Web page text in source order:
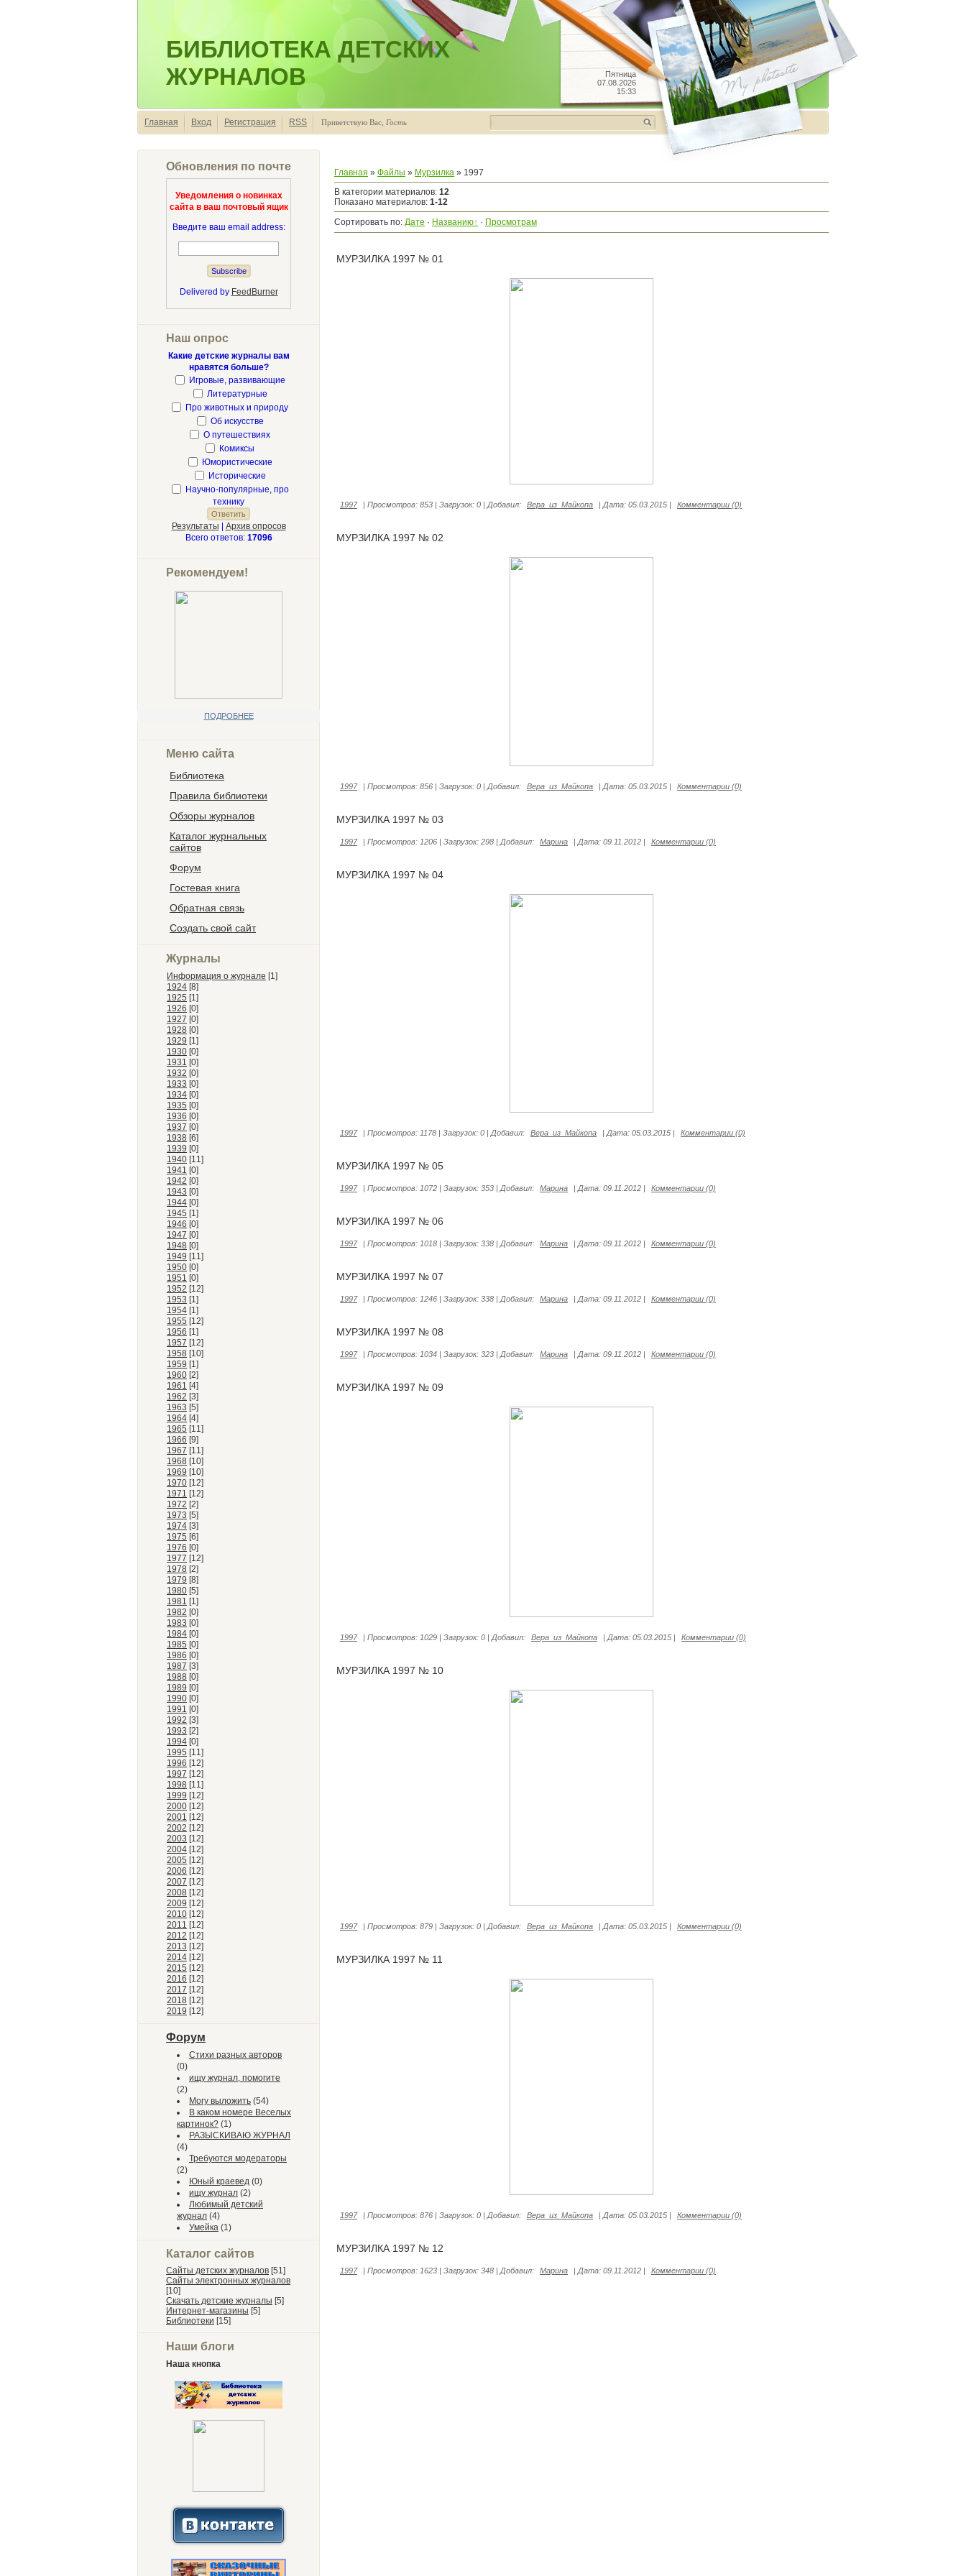
Пятница
07.08.2026
15:33
БИБЛИОТЕКА ДЕТСКИХ
ЖУРНАЛОВ
Главная Вход Регистрация RSS Приветствую Вас Гость
Обновления по почте
Уведомления о новинках
сайта в ваш почтовый ящик
Введите ваш email address:
Delivered by FeedBurner
Наш опрос
Какие детские журналы вам
нравятся больше?
Игровые, развивающие
Литературные
Про животных и природу
Об искусстве
О путешествиях
Комиксы
Юмористические
Исторические
Научно-популярные, про
технику
Результаты
Архив опросов
Всего ответов: 17096
Рекомендуем!
ПОДРОБНЕЕ
Меню сайта
Библиотека
Правила библиотеки
Обзоры журналов
Каталог журнальных
сайтов
Форум
Гостевая книга
Обратная связь
Создать свой сайт
Журналы
Информация о журнале [1]
1924 [8]
1925 [1]
1926 [0]
1927 [0]
1928 [0]
1929 [1]
1930 [0]
1931 [0]
1932 [0]
1933 [0]
1934 [0]
1935 [0]
1936 [0]
1937 [0]
1938 [6]
1939 [0]
1940 [11]
1941 [0]
1942 [0]
1943 [0]
1944 [0]
1945 [1]
1946 [0]
1947 [0]
1948 [0]
1949 [11]
1950 [0]
1951 [0]
1952 [12]
1953 [1]
1954 [1]
1955 [12]
1956 [1]
1957 [12]
1958 [10]
1959 [1]
1960 [2]
1961 [4]
1962 [3]
1963 [5]
1964 [4]
1965 [11]
1966 [9]
1967 [11]
1968 [10]
1969 [10]
1970 [12]
1971 [12]
1972 [2]
1973 [5]
1974 [3]
1975 [6]
1976 [0]
1977 [12]
1978 [2]
1979 [8]
1980 [5]
1981 [1]
1982 [0]
1983 [0]
1984 [0]
1985 [0]
1986 [0]
1987 [3]
1988 [0]
1989 [0]
1990 [0]
1991 [0]
1992 [3]
1993 [2]
1994 [0]
1995 [11]
1996 [12]
1997 [12]
1998 [11]
1999 [12]
2000 [12]
2001 [12]
2002 [12]
2003 [12]
2004 [12]
2005 [12]
2006 [12]
2007 [12]
2008 [12]
2009 [12]
2010 [12]
2011 [12]
2012 [12]
2013 [12]
2014 [12]
2015 [12]
2016 [12]
2017 [12]
2018 [12]
2019 [12]
Форум
Стихи разных авторов
(0)
ищу журнал, помогите
(2)
Могу выложить (54)
В каком номере Веселых
картинок? (1)
РАЗЫСКИВАЮ ЖУРНАЛ
(4)
Требуются модераторы
(2)
Юный краевед (0)
ищу журнал (2)
Любимый детский
журнал (4)
Умейка (1)
Каталог сайтов
Сайты детских журналов [51]
Сайты электронных журналов
[10]
Скачать детские журналы [5]
Интернет-магазины [5]
Библиотеки [15]
Наши блоги
Наша кнопка
Главная » Файлы » Мурзилка » 1997
В категории материалов: 12
Показано материалов: 1-12
Сортировать по: Дате · Названию · Просмотрам
МУРЗИЛКА 1997 № 01
1997 | Просмотров: 853 | Загрузок: 0 | Добавил: Вера_из_Майкопа | Дата: 05.03.2015 | Комментарии (0)
МУРЗИЛКА 1997 № 02
1997 | Просмотров: 856 | Загрузок: 0 | Добавил: Вера_из_Майкопа | Дата: 05.03.2015 | Комментарии (0)
МУРЗИЛКА 1997 № 03
1997 | Просмотров: 1206 | Загрузок: 298 | Добавил: Марина | Дата: 09.11.2012 | Комментарии (0)
МУРЗИЛКА 1997 № 04
1997 | Просмотров: 1178 | Загрузок: 0 | Добавил: Вера_из_Майкопа | Дата: 05.03.2015 | Комментарии (0)
МУРЗИЛКА 1997 № 05
1997 | Просмотров: 1072 | Загрузок: 353 | Добавил: Марина | Дата: 09.11.2012 | Комментарии (0)
МУРЗИЛКА 1997 № 06
1997 | Просмотров: 1018 | Загрузок: 338 | Добавил: Марина | Дата: 09.11.2012 | Комментарии (0)
МУРЗИЛКА 1997 № 07
1997 | Просмотров: 1246 | Загрузок: 338 | Добавил: Марина | Дата: 09.11.2012 | Комментарии (0)
МУРЗИЛКА 1997 № 08
1997 | Просмотров: 1034 | Загрузок: 323 | Добавил: Марина | Дата: 09.11.2012 | Комментарии (0)
МУРЗИЛКА 1997 № 09
1997 | Просмотров: 1029 | Загрузок: 0 | Добавил: Вера_из_Майкопа | Дата: 05.03.2015 | Комментарии (0)
МУРЗИЛКА 1997 № 10
1997 | Просмотров: 879 | Загрузок: 0 | Добавил: Вера_из_Майкопа | Дата: 05.03.2015 | Комментарии (0)
МУРЗИЛКА 1997 № 11
1997 | Просмотров: 876 | Загрузок: 0 | Добавил: Вера_из_Майкопа | Дата: 05.03.2015 | Комментарии (0)
МУРЗИЛКА 1997 № 12
1997 | Просмотров: 1623 | Загрузок: 348 | Добавил: Марина | Дата: 09.11.2012 | Комментарии (0)